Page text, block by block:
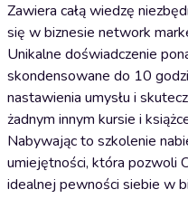
Zawiera całą wiedzę
się w biznesie network
Unikalne doświadczenie
skondensowane do 10
nastawienia umysłu i
żadnym innym kursie i
Nabywając to szkolenie
umiejętności, która pozwoli
idealnej pewności siebie w